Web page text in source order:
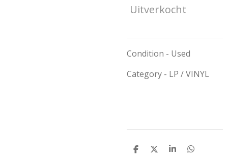
Uitverkocht
Condition - Used
Category - LP / VINYL
D
D
S
D